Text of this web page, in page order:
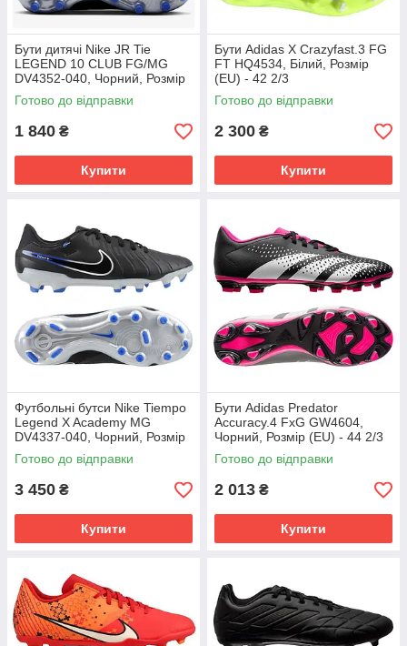
Бути дитячі Nike JR Tie
LEGEND 10 CLUB FG/MG
DV4352-040, Чорний, Розмір
(EU) - 38.5
Готово до відправки
1 840 ₴
Купити
Бути Adidas X Crazyfast.3 FG
FT HQ4534, Білий, Розмір
(EU) - 42 2/3
Готово до відправки
2 300 ₴
Купити
Футбольні бутси Nike Tiempo
Legend X Academy MG
DV4337-040, Чорний, Розмір
(EU) - 43
Готово до відправки
3 450 ₴
Купити
Бути Adidas Predator
Accuracy.4 FxG GW4604,
Чорний, Розмір (EU) - 44 2/3
Готово до відправки
2 013 ₴
Купити